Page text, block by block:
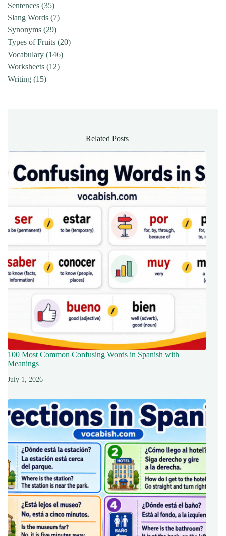
Sentences (35)
Slang Words (7)
Synonyms (29)
Types of Fruits (20)
Vocabulary (146)
Worksheets (12)
Writing (15)
Related Posts
100 Most Common Confusing Words in Spanish with
Meanings
July 1, 2026